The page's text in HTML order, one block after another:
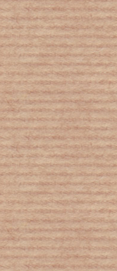
Έκκληση
ΟΗΕ: Πάνω
αντιμέτωποι